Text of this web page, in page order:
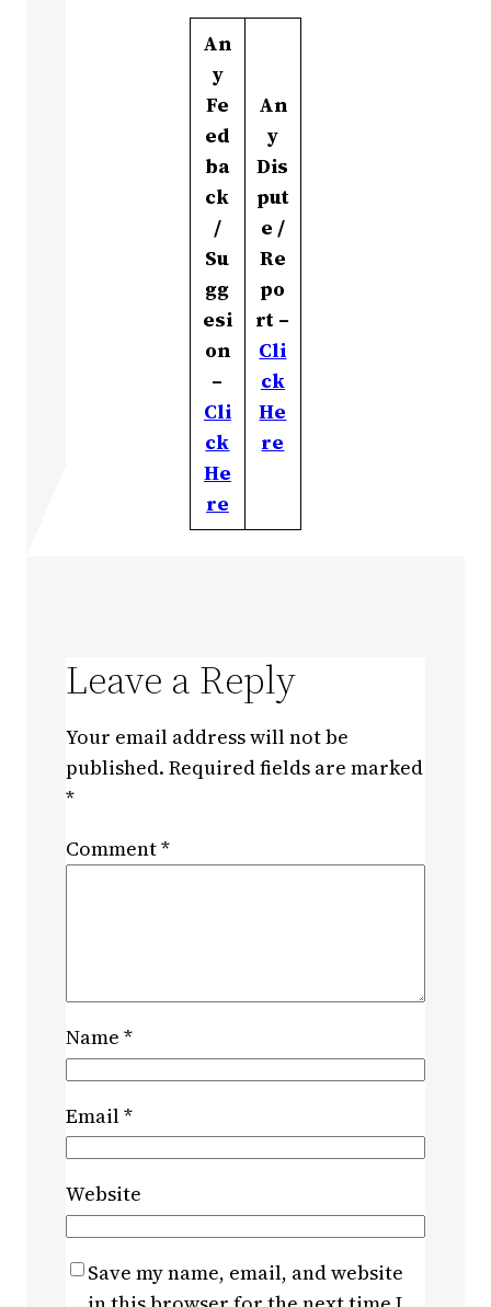
An
y
Fe
ed
ba
ck
/
Su
gg
esi
on
–
Cli
ck
He
re
An
y
Dis
put
e /
Re
po
rt –
Cli
ck
He
re
Leave a Reply
Your email address will not be
published. Required fields are marked
*
Comment*
Name *
Email*
Website
Save my name, email, and website